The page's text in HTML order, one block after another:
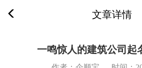
文章详情
一鸣惊人的建筑公司起